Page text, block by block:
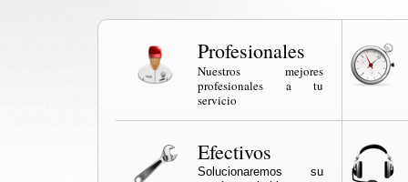
Profesionales
Nuestros mejores
profesionales a tu
servicio
Efectivos
Solucionaremos su